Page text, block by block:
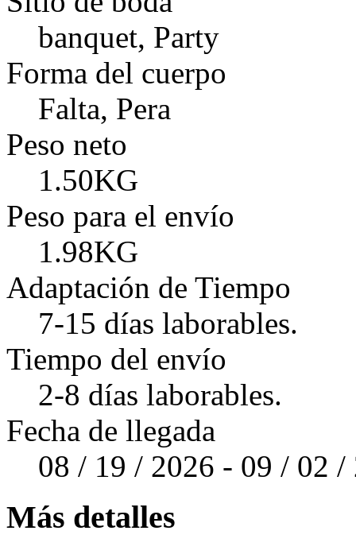
banquet, Party
Forma del cuerpo
Falta, Pera
Peso neto
1.50KG
Peso para el envío
1.98KG
Adaptación de Tiempo
7-15 días laborables.
Tiempo del envío
2-8 días laborables.
Fecha de llegada
08 / 19 / 2026 - 09 / 02 /
Más detalles